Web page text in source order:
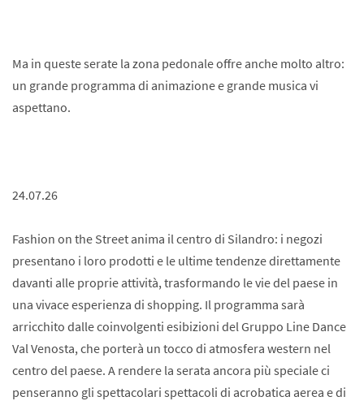
Ma in queste serate la zona pedonale offre anche molto altro:
un grande programma di animazione e grande musica vi
aspettano.
24.07.26
Fashion on the Street anima il centro di Silandro: i negozi
presentano i loro prodotti e le ultime tendenze direttamente
davanti alle proprie attività, trasformando le vie del paese in
una vivace esperienza di shopping. Il programma sarà
arricchito dalle coinvolgenti esibizioni del Gruppo Line Dance
Val Venosta, che porterà un tocco di atmosfera western nel
centro del paese. A rendere la serata ancora più speciale ci
penseranno gli spettacolari spettacoli di acrobatica aerea e di